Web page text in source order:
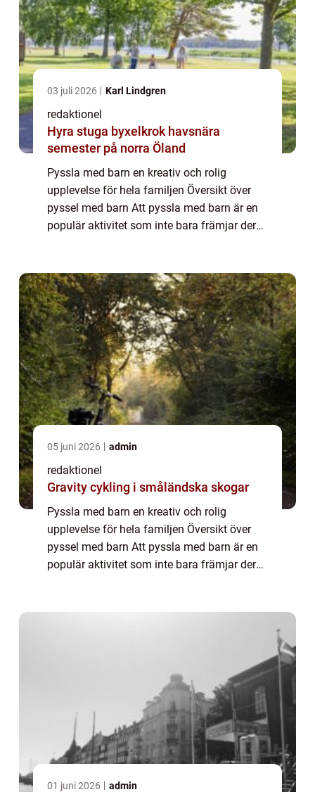
03 juli 2026 Karl Lindgren
redaktionel
Hyra stuga byxelkrok havsnära
semester på norra Öland
Pyssla med barn en kreativ och rolig
upplevelse för hela familjen Översikt över
pyssel med barn Att pyssla med barn är en
populär aktivitet som inte bara främjar deras
05 juni 2026 admin
redaktionel
Gravity cykling i småländska skogar
Pyssla med barn en kreativ och rolig
upplevelse för hela familjen Översikt över
pyssel med barn Att pyssla med barn är en
populär aktivitet som inte bara främjar deras
01 juni 2026 admin